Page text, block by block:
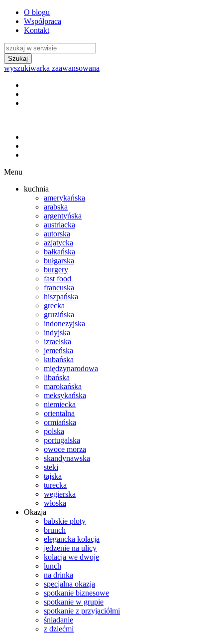
O blogu
Współpraca
Kontakt
wyszukiwarka zaawansowana
Menu
kuchnia
amerykańska
arabska
argentyńska
austriacka
autorska
azjatycka
bałkańska
bułgarska
burgery
fast food
francuska
hiszpańska
grecka
gruzińska
indonezyjska
indyjska
izraelska
jemeńska
kubańska
międzynarodowa
libańska
marokańska
meksykańska
niemiecka
orientalna
ormiańska
polska
portugalska
owoce morza
skandynawska
steki
tajska
turecka
węgierska
włoska
Okazja
babskie ploty
brunch
elegancka kolacja
jedzenie na ulicy
kolacja we dwoje
lunch
na drinka
specjalna okazja
spotkanie biznesowe
spotkanie w grupie
spotkanie z przyjaciółmi
śniadanie
z dziećmi